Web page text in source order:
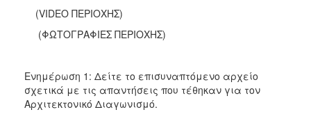
(VIDEO ΠΕΡΙΟΧΗΣ)
(ΦΩΤΟΓΡΑΦΙΕΣ ΠΕΡΙΟΧΗΣ)
Ενημέρωση 1: Δείτε το επισυναπτόμενο αρχείο
σχετικά με τις απαντήσεις που τέθηκαν για τον
Αρχιτεκτονικό Διαγωνισμό.